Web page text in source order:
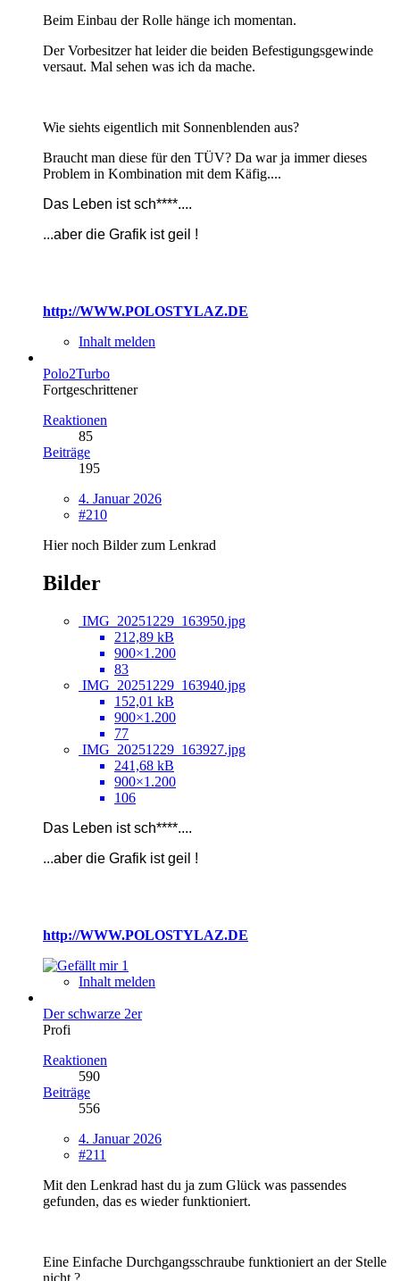
Beim Einbau der Rolle hänge ich momentan.
Der Vorbesitzer hat leider die beiden Befestigungsgewinde
versaut. Mal sehen was ich da mache.
Wie siehts eigentlich mit Sonnenblenden aus?
Braucht man diese für den TÜV? Da war ja immer dieses
Problem in Kombination mit dem Käfig....
Das Leben ist sch****....
...aber die Grafik ist geil !
http://WWW.POLOSTYLAZ.DE
Inhalt melden
Polo2Turbo
Fortgeschrittener
Reaktionen
85
Beiträge
195
4. Januar 2026
#210
Hier noch Bilder zum Lenkrad
Bilder
IMG_20251229_163950.jpg
212,89 kB
900×1.200
83
IMG_20251229_163940.jpg
152,01 kB
900×1.200
77
IMG_20251229_163927.jpg
241,68 kB
900×1.200
106
Das Leben ist sch****....
...aber die Grafik ist geil !
http://WWW.POLOSTYLAZ.DE
1
Inhalt melden
Der schwarze 2er
Profi
Reaktionen
590
Beiträge
556
4. Januar 2026
#211
Mit den Lenkrad hast du ja zum Glück was passendes
gefunden, das es wieder funktioniert.
Eine Einfache Durchgangsschraube funktioniert an der Stelle
nicht ?